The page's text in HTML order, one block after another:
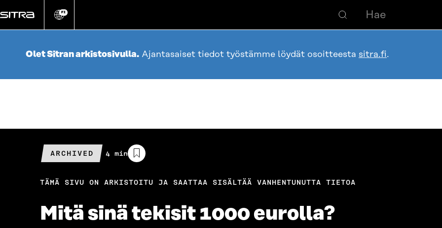
suoraan
Vaihda
kieli
FI
Olet Sitran arkistosivulla. Ajantasaiset tiedot työstämme löydät osoitteesta sitra.fi.
ARCHIVED
Arvioitu
lukuaika
4 min
TÄMÄ SIVU ON ARKISTOITU JA SAATTAA SISÄLTÄÄ VANHENTUNUTTA TIETOA
Mitä sinä tekisit 1000 eurolla?